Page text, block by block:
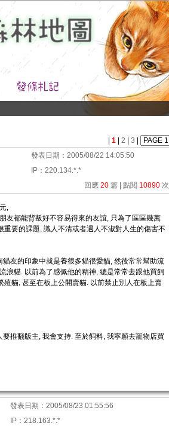
1 2 3
發表日期： 2005/08/22 14:05:50
IP ： 220.134.*.*
回應 20 篇 | 點閱 10890 次
,
友都能背叛好不容易得來的友誼, 只為了區區幾萬
要的課題, 識人不清或者遇人不淑對人生的傷害不
友的印象中就是養很多貓很愛貓, 然後常常幫助流
浪貓. 以前為了感佩他的精神, 總是常常去跟他買飼
貓, 甚至在板上公開賣貓. 以前禁止別人在板上賣
推翻版主, 我會支持. 至於飼料, 我寧願去寵物店買
發表日期： 2005/08/23 01:55:56
IP ： 218.163.*.*